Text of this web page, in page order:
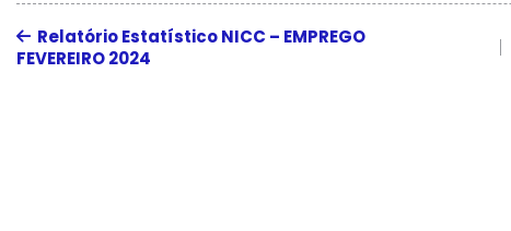
Relatório Estatístico NICC – EMPREGO
FEVEREIRO 2024